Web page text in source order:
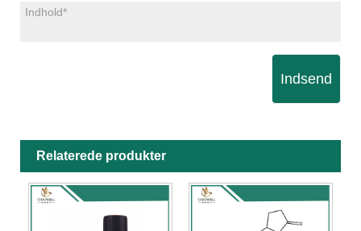
Indsend
Relaterede produkter